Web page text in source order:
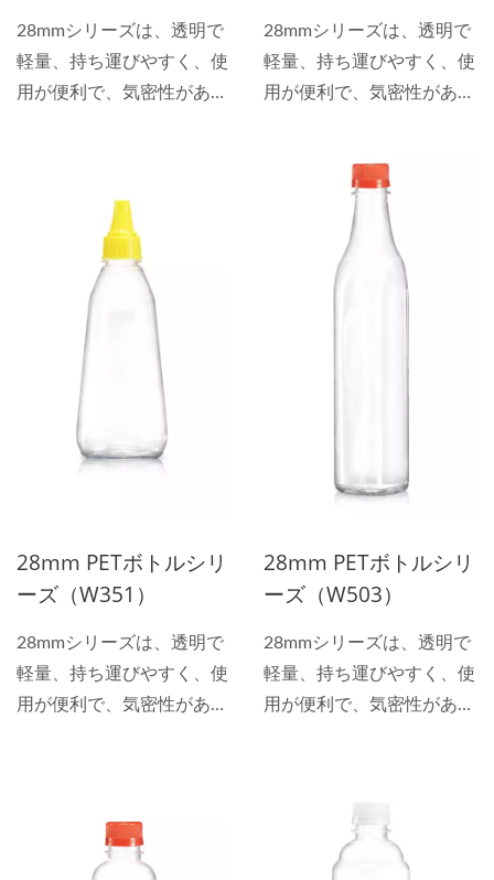
28mmシリーズは、透明で
軽量、持ち運びやすく、使
用が便利で、気密性があ
は、どれだけ多くの異なる
包装材料があっても、PET
がしばしば最初の選択とな
ります。 28mmシリーズ製
品は、ペットボトルまたは
飲料ボトルと呼ばれ、透明
な特性により消費者は内容
物をより理解しやすくなり
ます。 飲料ボトルは、炭
容物を盛るために多く使用
されます。
28mmシリーズは、透明で
軽量、持ち運びやすく、使
用が便利で、気密性があ
透明の包装材料を選ぶ際に
は、どれだけ多くの異なる
包装材料があっても、PET
がしばしば最初の選択とな
飲料ボトルと呼ばれ、透明
酸飲料、茶、果汁、包装飲
容物を盛るために多く使用
されます。
28mm PETボトルシリ
ーズ（W351）
28mmシリーズは、透明で
軽量、持ち運びやすく、使
用が便利で、気密性があ
は、どれだけ多くの異なる
包装材料があっても、PET
28mm PETボトルシリ
ーズ（W503）
28mmシリーズは、透明で
軽量、持ち運びやすく、使
用が便利で、気密性があ
は、どれだけ多くの異なる
包装材料があっても、PET